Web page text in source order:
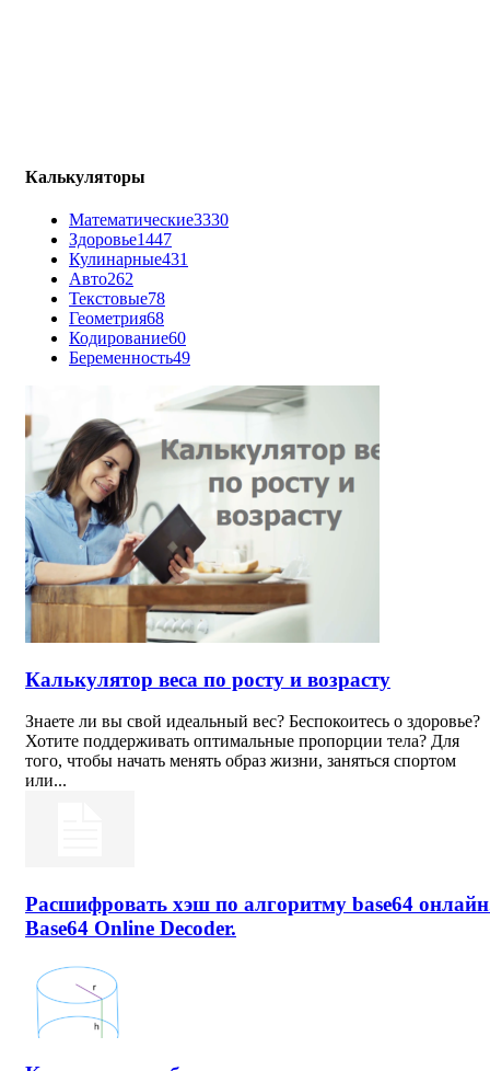
Калькуляторы
Математические3330
Здоровье1447
Кулинарные431
Авто262
Текстовые78
Геометрия68
Кодирование60
Беременность49
Калькулятор веса по росту и возрасту
Знаете ли вы свой идеальный вес? Беспокоитесь о здоровье?
Хотите поддерживать оптимальные пропорции тела? Для
того, чтобы начать менять образ жизни, заняться спортом
или...
Расшифровать хэш по алгоритму base64
Base64 Online Decoder.